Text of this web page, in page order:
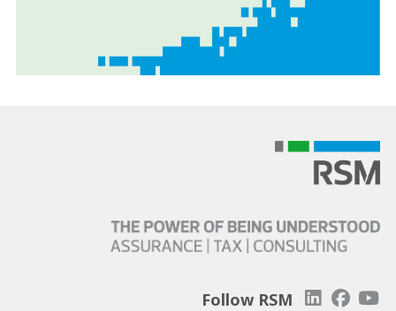
Follow RSM